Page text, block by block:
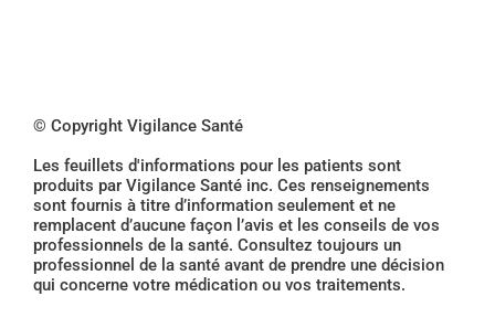
© Copyright Vigilance Santé
Les feuillets d'informations pour les patients sont
produits par Vigilance Santé inc. Ces renseignements
sont fournis à titre d’information seulement et ne
remplacent d’aucune façon l’avis et les conseils de vos
professionnels de la santé. Consultez toujours un
professionnel de la santé avant de prendre une décision
qui concerne votre médication ou vos traitements.